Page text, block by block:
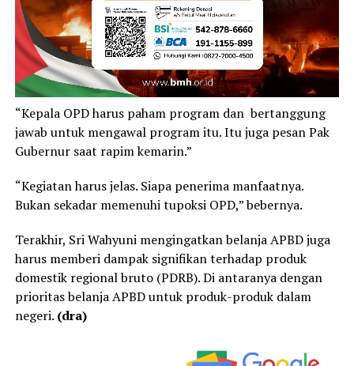
“Kepala OPD harus paham program dan bertanggung
jawab untuk mengawal program itu. Itu juga pesan Pak
Gubernur saat rapim kemarin.”
“Kegiatan harus jelas. Siapa penerima manfaatnya.
Bukan sekadar memenuhi tupoksi OPD,” bebernya.
Terakhir, Sri Wahyuni mengingatkan belanja APBD juga
harus memberi dampak signifikan terhadap produk
domestik regional bruto (PDRB). Di antaranya dengan
prioritas belanja APBD untuk produk-produk dalam
negeri. (dra)